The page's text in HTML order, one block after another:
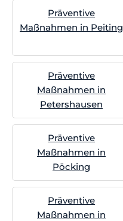
Präventive
Maßnahmen in Peiting
Präventive
Maßnahmen in
Petershausen
Präventive
Maßnahmen in
Pöcking
Präventive
Maßnahmen in